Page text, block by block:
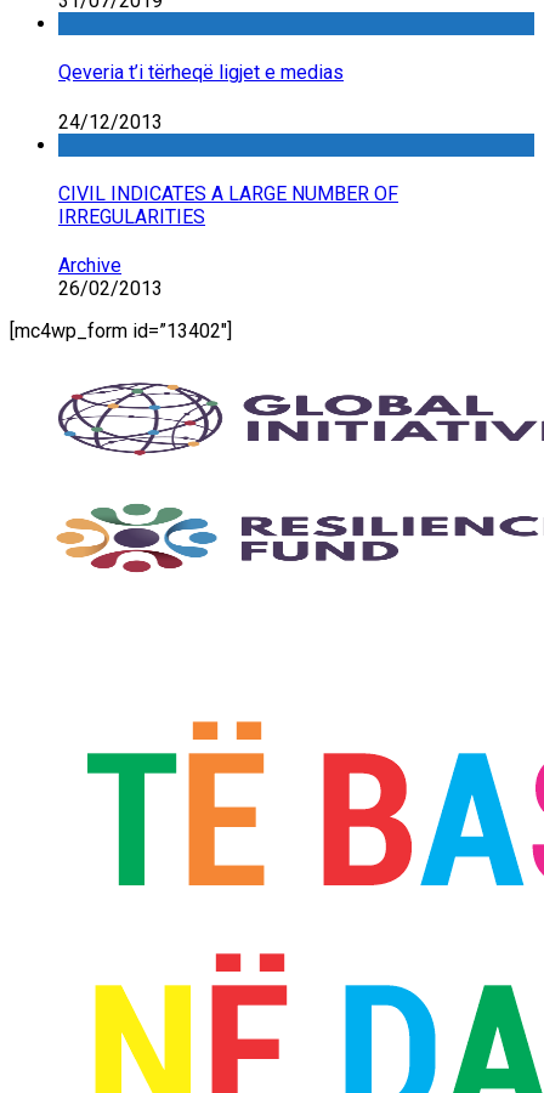
Qeveria t’i tërheqë ligjet e medias
24/12/2013
CIVIL INDICATES A LARGE NUMBER OF
IRREGULARITIES
Archive
26/02/2013
[mc4wp_form id=”13402″]